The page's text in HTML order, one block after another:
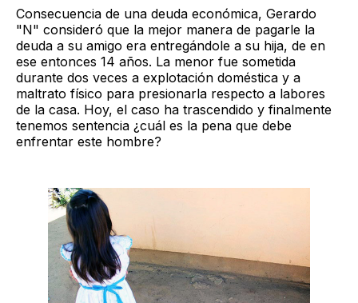
Consecuencia de una deuda económica, Gerardo
"N" consideró que la mejor manera de pagarle la
deuda a su amigo era entregándole a su hija, de en
ese entonces 14 años. La menor fue sometida
durante dos veces a explotación doméstica y a
maltrato físico para presionarla respecto a labores
de la casa. Hoy, el caso ha trascendido y finalmente
tenemos sentencia ¿cuál es la pena que debe
enfrentar este hombre?